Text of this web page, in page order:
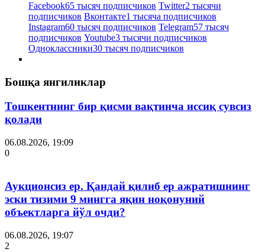
Facebook65 тысяч подписчиков Twitter2 тысячи
подписчиков Вконтакте1 тысяча подписчиков
Instagram60 тысяч подписчиков Telegram57 тысяч
подписчиков Youtube3 тысячи подписчиков
Одноклассники30 тысяч подписчиков
Бошқа янгиликлар
Тошкентнинг бир қисми вақтинча иссиқ сувсиз
қолади
06.08.2026, 19:09
0
Аукционсиз ер. Қандай қилиб ер ажратишнинг
эски тизими 9 мингга яқин ноқонуний
объектларга йўл очди?
06.08.2026, 19:07
2